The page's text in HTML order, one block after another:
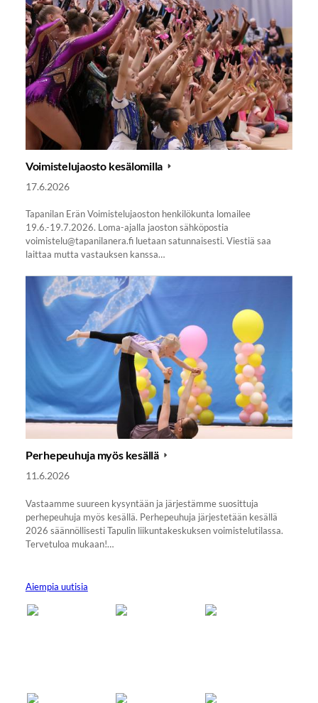
Voimistelujaosto kesälomilla
17.6.2026
Tapanilan Erän Voimistelujaoston henkilökunta lomailee
19.6.-19.7.2026. Loma-ajalla jaoston sähköpostia
voimistelu@tapanilanera.fi luetaan satunnaisesti. Viestiä saa
laittaa mutta vastauksen kanssa…
Perhepeuhuja myös kesällä
11.6.2026
Vastaamme suureen kysyntään ja järjestämme suosittuja
perhepeuhuja myös kesällä. Perhepeuhuja järjestetään kesällä
2026 säännöllisesti Tapulin liikuntakeskuksen voimistelutilassa.
Tervetuloa mukaan!…
Aiempia uutisia